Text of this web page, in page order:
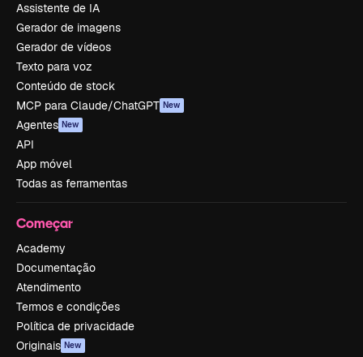
Assistente de IA
Gerador de imagens
Gerador de vídeos
Texto para voz
Conteúdo de stock
MCP para Claude/ChatGPT New
Agentes New
API
App móvel
Todas as ferramentas
Começar
Academy
Documentação
Atendimento
Termos e condições
Política de privacidade
Originais New